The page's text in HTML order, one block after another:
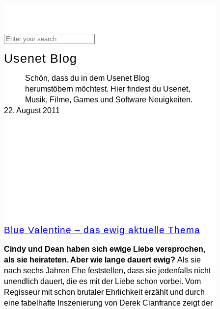
Usenet Blog
Schön, dass du in dem Usenet Blog
herumstöbern möchtest. Hier findest du Usenet,
Musik, Filme, Games und Software Neuigkeiten.
22. August 2011
Blue Valentine – das ewig aktuelle Thema
Cindy und Dean haben sich ewige Liebe versprochen,
als sie heirateten. Aber wie lange dauert ewig? Als sie
nach sechs Jahren Ehe feststellen, dass sie jedenfalls nicht
unendlich dauert, die es mit der Liebe schon vorbei. Vom
Regisseur mit schon brutaler Ehrlichkeit erzählt und durch
eine fabelhafte Inszenierung von Derek Cianfrance zeigt der